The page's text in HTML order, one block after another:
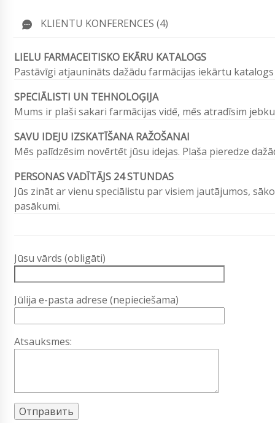
KLIENTU KONFERENCES (4)
LIELU FARMACEITISKO EKĀRU KATALOGS
Pastāvīgi atjaunināts dažādu farmācijas iekārtu
SPECIĀLISTI UN TEHNOLOĢIJA
Mums ir plaši sakari farmācijas vidē, mēs atradīsim
SAVU IDEJU IZSKATĪŠANA RAŽOŠANAI
Mēs palīdzēsim novērtēt jūsu idejas. Plaša pieredze
PERSONAS VADĪTĀJS 24 STUNDAS
Jūs zināt ar vienu speciālistu par visiem jautājumos,
pasākumi.
Jūsu vārds (obligāti)
Jūlija e-pasta adrese (nepieciešama)
Atsauksmes: